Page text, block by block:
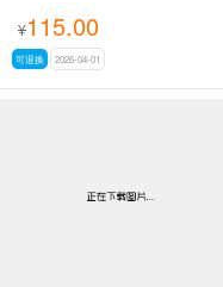
¥115.00
可退换 2026-04-01